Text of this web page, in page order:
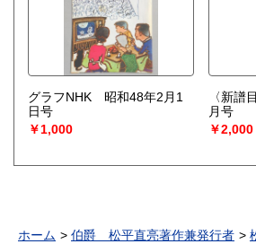
グラフNHK 昭和48年2月1
日号
￥1,000
〈新譜
月号
￥2,000
ホーム 伯爵 松平直亮著作兼発行者